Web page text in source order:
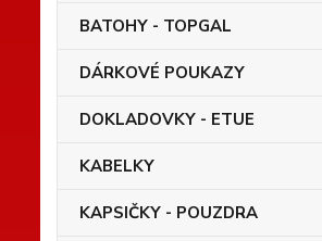
BATOHY - TOPGAL
DÁRKOVÉ POUKAZY
DOKLADOVKY - ETUE
KABELKY
KAPSIČKY - POUZDRA